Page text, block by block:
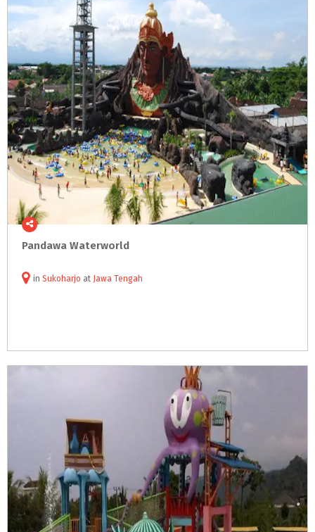
Pandawa Waterworld
in Sukoharjo at Jawa Tengah